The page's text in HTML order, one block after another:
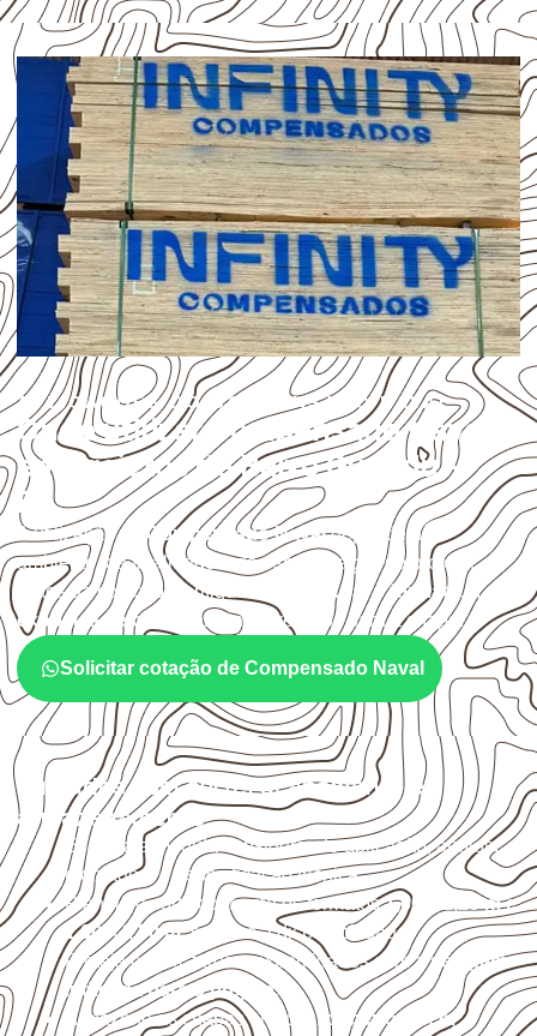
APLICAÇÕES DO COMPENSADO NAVAL
Onde utilizar Compensado Naval
em projetos de Baixo Guandu –
ES?
A utilização do Compensado Navaldepende do
ambiente, da finalidade e da especificação do projeto.
Antes da cotação, verifique a
espessura, o formato, a
exposição e o acabamento
previstos para a chapa.
Solicitar cotação de Compensado Naval
Cuidados com corte, acabamento e
armazenamento
Escolha a medida considerando aplicação, apoios,
montagem e especificação técnica.
Planeje o corte conforme os formatos1,60 × 2,20 m e
1,60 × 2,50 m, sujeitos à disponibilidade.
Proteja cortes, furos e extremidades com aselagem
indicada para o projeto.
Armazene as chapas em local coberto, seco,